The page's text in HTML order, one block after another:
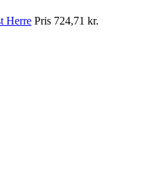
Herre Pris 724,71 kr.